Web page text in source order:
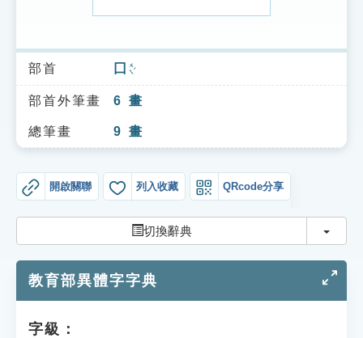
索引選單
知識索引
單字索引
貓頭鷹博士
部首 囗 ㄨㄟˊ
部首外筆畫 6 畫
總筆畫 9 畫
開啟關聯 列入收藏 QRcode分享
切換辭典 切換
教育部異體字字典
字級：